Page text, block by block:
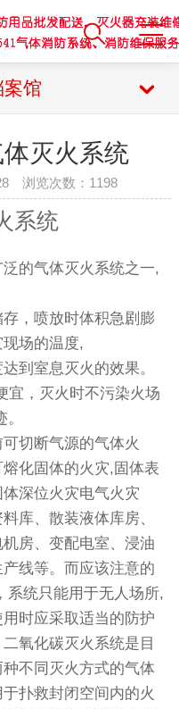
案馆
灭火系统
浏览次数： 1198
系统
的气体灭火系统之一,
，喷放时体积急剧膨
场的温度,
到室息灭火的效果。
宜，灭火时不污染火场
切断气源的气体火
化固体的火灾,固体表
深位火灾电气火灾
库、散装液体库房、
房、变配电室、浸油
线等。而应该注意的
系统只能用于无人场所,
时应采取适当的防护
氧化碳灭火系统是目
不同灭火方式的气体
扑救封闭空间内的火